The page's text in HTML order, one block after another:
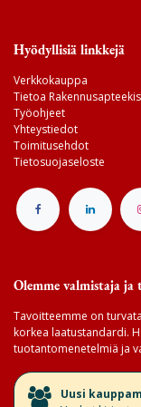
Hyödyllisiä linkkejä
Verkkokauppa
Tietoa
Työohjeet
Yhteystiedot
Toimitusehdot
Tietosuojaseloste
Olemme valmistaja
Tavoitteemme on
korkea laatustandardi.
tuotantomenetelmiä ja
​Uusi